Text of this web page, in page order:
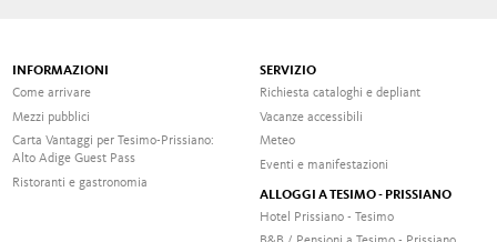
INFORMAZIONI
Come arrivare
Mezzi pubblici
Carta Vantaggi per Tesimo-Prissiano:
Alto Adige Guest Pass
Ristoranti e gastronomia
SERVIZIO
Richiesta cataloghi e depliant
Vacanze accessibili
Meteo
Eventi e manifestazioni
ALLOGGI A TESIMO - PRISSIANO
Hotel Prissiano - Tesimo